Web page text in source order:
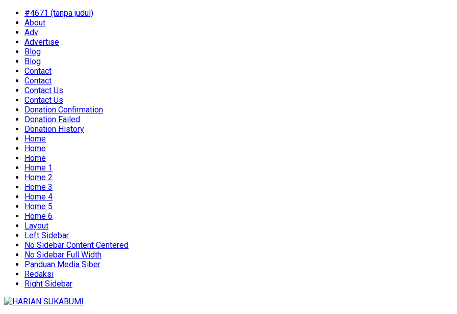
#4671 (tanpa judul)
About
Adv
Advertise
Blog
Blog
Contact
Contact
Contact Us
Contact Us
Donation Confirmation
Donation Failed
Donation History
Home
Home
Home
Home 1
Home 2
Home 3
Home 4
Home 5
Home 6
Layout
Left Sidebar
No Sidebar Content Centered
No Sidebar Full Width
Panduan Media Siber
Redaksi
Right Sidebar